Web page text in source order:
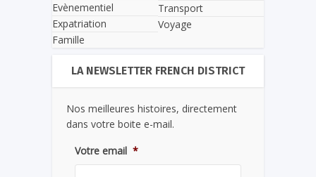
Evènementiel
Expatriation
Famille
Transport
Voyage
LA NEWSLETTER FRENCH DISTRICT
Nos meilleures histoires, directement
dans votre boite e-mail.
Votre email *